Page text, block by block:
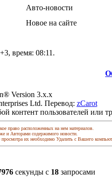
Авто-новости
Новое на сайте
время: 08:11 .
Version 3.x.x
Ltd. Перевод: zCarot
контент пользователей или
право расположенных на нем материалов.
и Авторами содержимого новости.
их необходимо Удалить с Вашего
секунды с 18 запросами